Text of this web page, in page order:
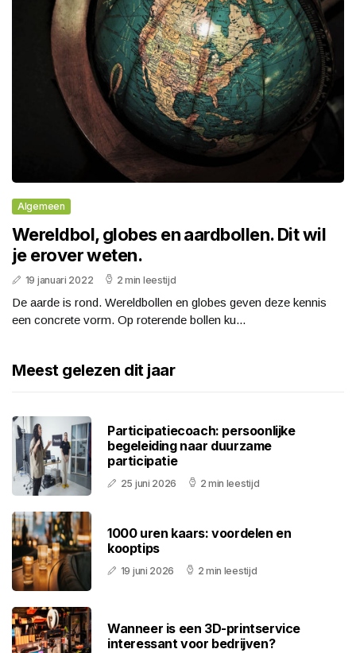
Algemeen
Wereldbol, globes en aardbollen. Dit wil
je erover weten.
19 januari 2022 2 min leestijd
De aarde is rond. Wereldbollen en globes geven deze kennis
een concrete vorm. Op roterende bollen ku...
Meest gelezen dit jaar
Participatiecoach: persoonlijke
begeleiding naar duurzame
participatie
25 juni 2026 2 min leestijd
1000 uren kaars: voordelen en
kooptips
19 juni 2026 2 min leestijd
Wanneer is een 3D-printservice
interessant voor bedrijven?